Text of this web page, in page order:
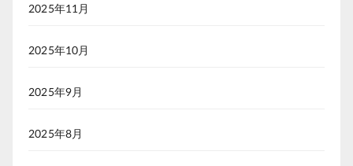
2025年11月
2025年10月
2025年9月
2025年8月